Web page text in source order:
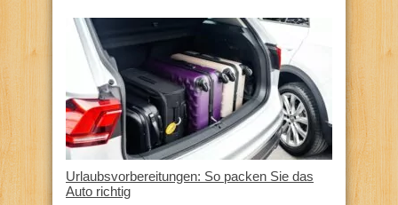
Urlaubsvorbereitungen: So packen Sie das
Auto richtig